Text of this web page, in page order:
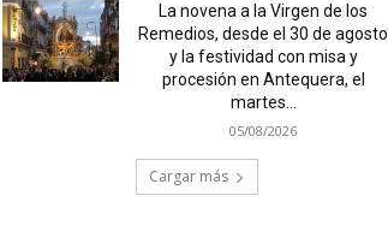
La novena a la Virgen de los
Remedios, desde el 30 de agosto
y la festividad con misa y
procesión en Antequera, el
martes...
05/08/2026
Cargar más